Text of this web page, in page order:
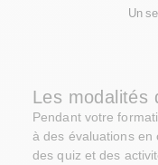
Un
Les modalités
Pendant votre
à des évaluations en
des quiz et des